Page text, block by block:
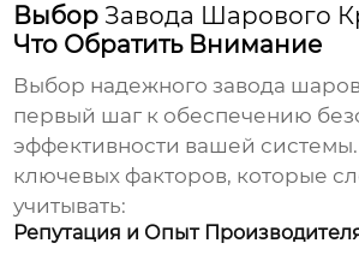
Выбор Завода Шарового
Что Обратить Внимание
Выбор надежногозавода
первый шаг к обеспечению
эффективности вашей
ключевых факторов, которые
учитывать:
Репутация и Опыт